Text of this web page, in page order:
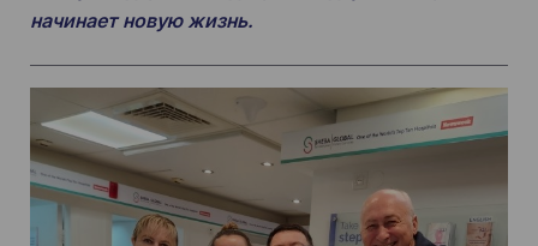
начинает новую жизнь.